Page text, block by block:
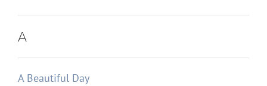
A
A Beautiful Day